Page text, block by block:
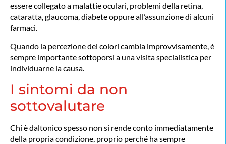
essere collegato a malattie oculari, problemi della retina,
cataratta, glaucoma, diabete oppure all’assunzione di alcuni
farmaci.
Quando la percezione dei colori cambia improvvisamente, è
sempre importante sottoporsi a una visita specialistica per
individuarne la causa.
I sintomi da non
sottovalutare
Chi è daltonico spesso non si rende conto immediatamente
della propria condizione, proprio perché ha sempre